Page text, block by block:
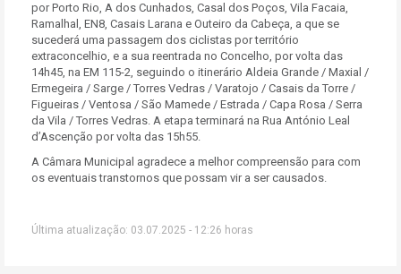
por Porto Rio, A dos Cunhados, Casal dos Poços, Vila Facaia,
Ramalhal, EN8, Casais Larana e Outeiro da Cabeça, a que se
sucederá uma passagem dos ciclistas por território
extraconcelhio, e a sua reentrada no Concelho, por volta das
14h45, na EM 115-2, seguindo o itinerário Aldeia Grande / Maxial /
Ermegeira / Sarge / Torres Vedras / Varatojo / Casais da Torre /
Figueiras / Ventosa / São Mamede / Estrada / Capa Rosa / Serra
da Vila / Torres Vedras. A etapa terminará na Rua António Leal
d’Ascenção por volta das 15h55.
A Câmara Municipal agradece a melhor compreensão para com
os eventuais transtornos que possam vir a ser causados.
Última atualização: 03.07.2025 - 12:26 horas